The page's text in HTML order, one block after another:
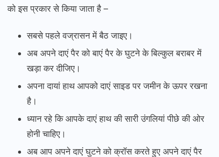
को इस प्रकार से किया जाता है –
सबसे पहले वज्रासन में बैठ जाइए।
अब अपने दाएं पैर को बाएं पैर के घुटने के बिल्कुल बराबर में
खड़ा कर दीजिए।
अपना दायां हाथ आपको दाएं साइड पर जमीन के ऊपर रखना
है।
ध्यान रहे कि आपके दाएं हाथ की सारी उंगलियां पीछे की ओर
होनी चाहिए।
अब आप अपने दाएं घुटने को क्रॉस करते हुए अपने दाएं पैर